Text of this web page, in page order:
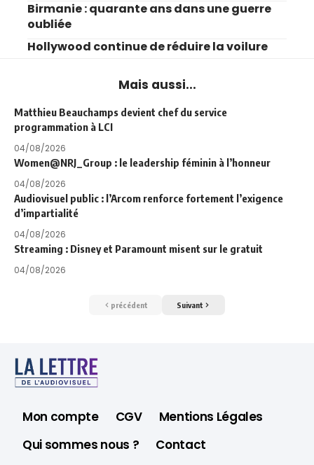
Birmanie : quarante ans dans une guerre
oubliée
Hollywood continue de réduire la voilure
Mais aussi...
Matthieu Beauchamps devient chef du service
programmation à LCI
04/08/2026
Women@NRJ_Group : le leadership féminin à l’honneur
04/08/2026
Audiovisuel public : l’Arcom renforce fortement l’exigence
d’impartialité
04/08/2026
Streaming : Disney et Paramount misent sur le gratuit
04/08/2026
précédent Suivant
Mon compte CGV
Mentions Légales
Qui sommes nous ?
Contact